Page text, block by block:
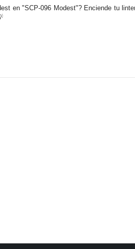
en "SCP-096 Modest"? Enciende tu